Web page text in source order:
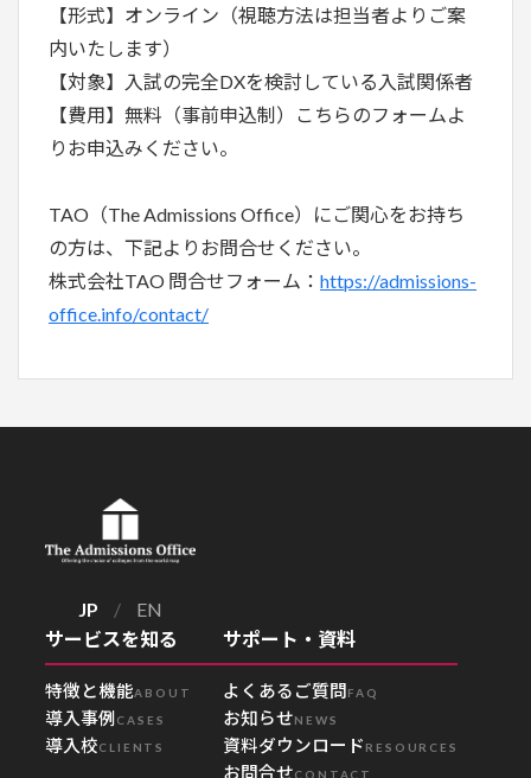
【形式】オンライン（視聴方法は担当者よりご案
内いたします）
【対象】入試の完全DXを検討している入試関係者
【費用】無料（事前申込制）こちらのフォームよ
りお申込みください。
TAO（The Admissions Office）にご関心をお持ち
の方は、下記よりお問合せください。
株式会社TAO 問合せフォーム： https://admissions-
office.info/contact/
JP /
EN
サービスを知る
特徴と機能ABOUT
導入事例CASES
導入校CLIENTS
サポート・資料
よくあるご質問FAQ
お知らせNEWS
資料ダウンロード RESOURCES
お問合せCONTACT